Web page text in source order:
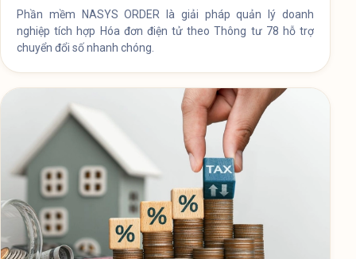
Phần mềm NASYS ORDER là giải pháp quản lý doanh
nghiệp tích hợp Hóa đơn điện tử theo Thông tư 78 hỗ trợ
chuyển đổi số nhanh chóng.